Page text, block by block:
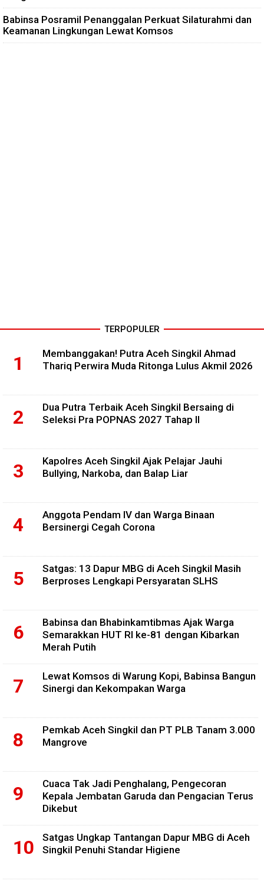
Babinsa Posramil Penanggalan Perkuat Silaturahmi dan
Keamanan Lingkungan Lewat Komsos
TERPOPULER
Membanggakan! Putra Aceh Singkil Ahmad
Thariq Perwira Muda Ritonga Lulus Akmil 2026
Dua Putra Terbaik Aceh Singkil Bersaing di
Seleksi Pra POPNAS 2027 Tahap II
Kapolres Aceh Singkil Ajak Pelajar Jauhi
Bullying, Narkoba, dan Balap Liar
Anggota Pendam IV dan Warga Binaan
Bersinergi Cegah Corona
Satgas: 13 Dapur MBG di Aceh Singkil Masih
Berproses Lengkapi Persyaratan SLHS
Babinsa dan Bhabinkamtibmas Ajak Warga
Semarakkan HUT RI ke-81 dengan Kibarkan
Merah Putih
Lewat Komsos di Warung Kopi, Babinsa Bangun
Sinergi dan Kekompakan Warga
Pemkab Aceh Singkil dan PT PLB Tanam 3.000
Mangrove
Cuaca Tak Jadi Penghalang, Pengecoran
Kepala Jembatan Garuda dan Pengacian Terus
Dikebut
Satgas Ungkap Tantangan Dapur MBG di Aceh
Singkil Penuhi Standar Higiene